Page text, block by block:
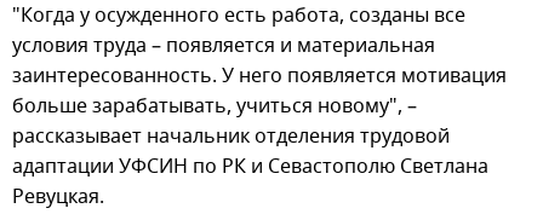
"Когда у осужденного есть работа, созданы все
условия труда – появляется и материальная
заинтересованность. У него появляется мотивация
больше зарабатывать, учиться новому", –
рассказывает начальник отделения трудовой
адаптации УФСИН по РК и Севастополю Светлана
Ревуцкая.